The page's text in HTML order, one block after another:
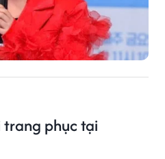
trang phục tại